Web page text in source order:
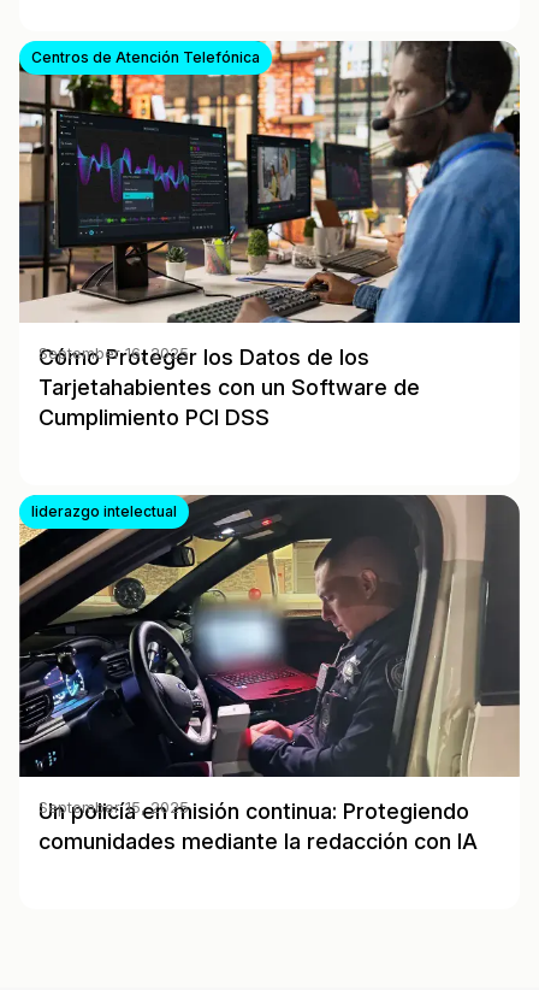
Centros de Atención Telefónica
Cómo Proteger los Datos de los
Tarjetahabientes con un Software de
Cumplimiento PCI DSS
September 16, 2025
liderazgo intelectual
Un policía en misión continua: Protegiendo
comunidades mediante la redacción con IA
September 15, 2025